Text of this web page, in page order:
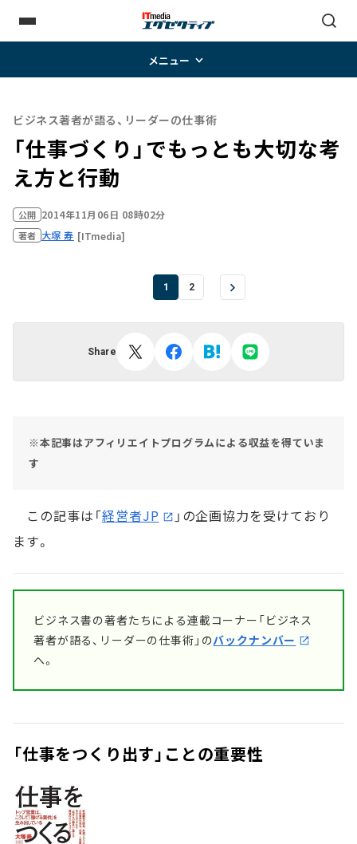
メニュー
ビジネス著者が語る、リーダーの仕事術
「仕事づくり」でもっとも大切な考
え方と行動
公開 2014年11月06日 08時02分
著者 大塚 寿 [ITmedia]
1 2
Share
※本記事はアフィリエイトプログラムによる収益を得ていま
す
この記事は「経営者JP
」の企画協力を受けており
ます。
ビジネス書の著者たちによる連載コーナー「ビジネス
著者が語る、リーダーの仕事術」のバックナンバー
へ。
「仕事をつくり出す」ことの重要性